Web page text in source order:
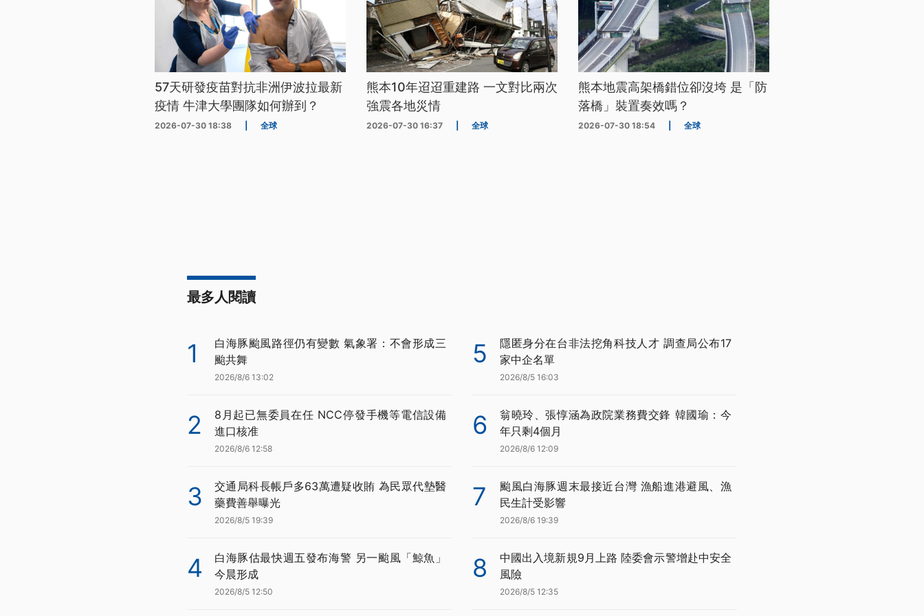
57天研發疫苗對抗非洲伊波拉最新
疫情 牛津大學團隊如何辦到？
2026-07-30 18:38 全球
熊本10年迢迢重建路 一文對比兩次
強震各地災情
2026-07-30 16:37 全球
熊本地震高架橋錯位卻沒垮 是「防
落橋」裝置奏效嗎？
2026-07-30 18:54 全球
最多人閱讀
1
白海豚颱風路徑仍有變數 氣象署：不會形成三
颱共舞
2026/8/6 13:02
2
8月起已無委員在任 NCC停發手機等電信設備
進口核准
2026/8/6 12:58
3
交通局科長帳戶多63萬遭疑收賄 為民眾代墊醫
藥費善舉曝光
2026/8/5 19:39
4
白海豚估最快週五發布海警 另一颱風「鯨魚」
今晨形成
2026/8/5 12:50
5
隱匿身分在台非法挖角科技人才 調查局公布17
家中企名單
2026/8/5 16:03
6
翁曉玲、張惇涵為政院業務費交鋒 韓國瑜：今
年只剩4個月
2026/8/6 12:09
7
颱風白海豚週末最接近台灣 漁船進港避風、漁
民生計受影響
2026/8/6 19:39
8
中國出入境新規9月上路 陸委會示警增赴中安全
風險
2026/8/5 12:35